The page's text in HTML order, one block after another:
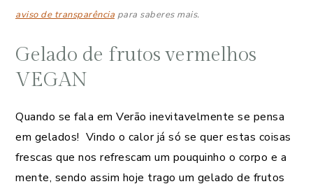
aviso de transparência para saberes mais.
Gelado de frutos vermelhos
VEGAN
Quando se fala em Verão inevitavelmente se pensa
em gelados! Vindo o calor já só se quer estas coisas
frescas que nos refrescam um pouquinho o corpo e a
mente, sendo assim hoje trago um gelado de frutos